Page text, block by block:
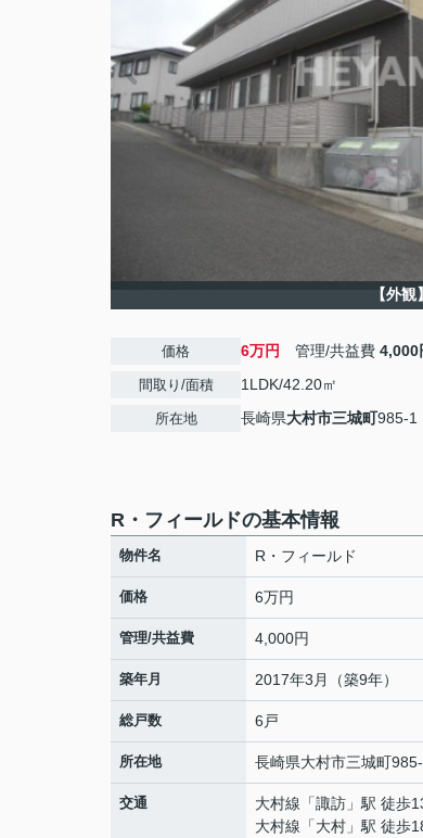
【外観】
価格 6万円 管理/共益費 4,000
間取り/面積 1LDK/42.20㎡
所在地 長崎県大村市三城町985-1
R・フィールドの基本情報
物件名 R・フィールド
価格 6万円
管理/共益費 4,000円
築年月 2017年3月（築9年）
総戸数 6戸
所在地 長崎県大村市三城町985-
交通 大村線 「諏訪 」駅 徒歩
大村線 「大村 」駅 徒歩